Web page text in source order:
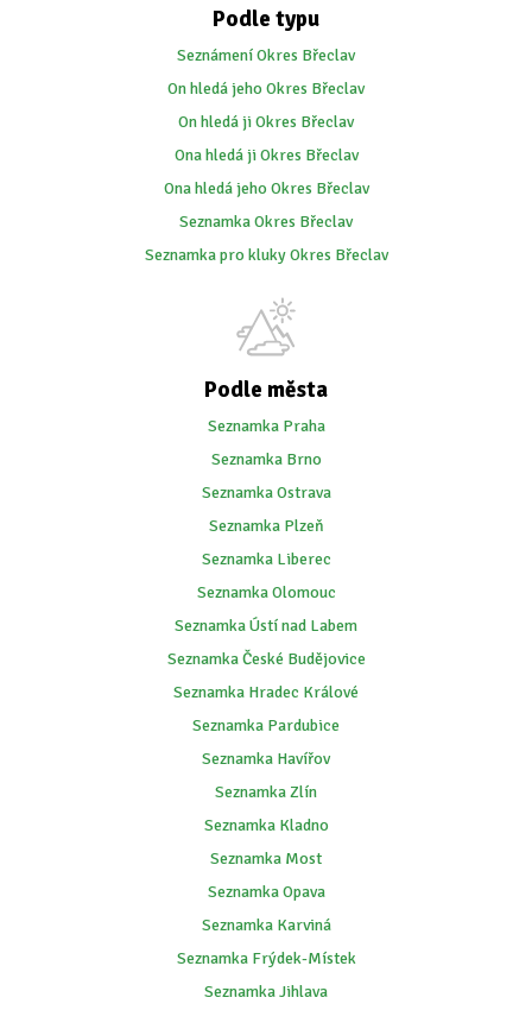
Podle typu
Seznámení Okres Břeclav
On hledá jeho Okres Břeclav
On hledá ji Okres Břeclav
Ona hledá ji Okres Břeclav
Ona hledá jeho Okres Břeclav
Seznamka Okres Břeclav
Seznamka pro kluky Okres Břeclav
Podle města
Seznamka Praha
Seznamka Brno
Seznamka Ostrava
Seznamka Plzeň
Seznamka Liberec
Seznamka Olomouc
Seznamka Ústí nad Labem
Seznamka České Budějovice
Seznamka Hradec Králové
Seznamka Pardubice
Seznamka Havířov
Seznamka Zlín
Seznamka Kladno
Seznamka Most
Seznamka Opava
Seznamka Karviná
Seznamka Frýdek-Místek
Seznamka Jihlava